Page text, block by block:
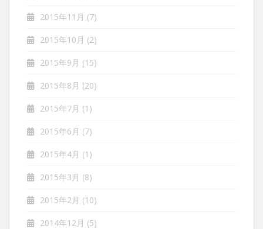
2015年11月 (7)
2015年10月 (2)
2015年9月 (15)
2015年8月 (20)
2015年7月 (1)
2015年6月 (7)
2015年4月 (1)
2015年3月 (8)
2015年2月 (10)
2014年12月 (5)